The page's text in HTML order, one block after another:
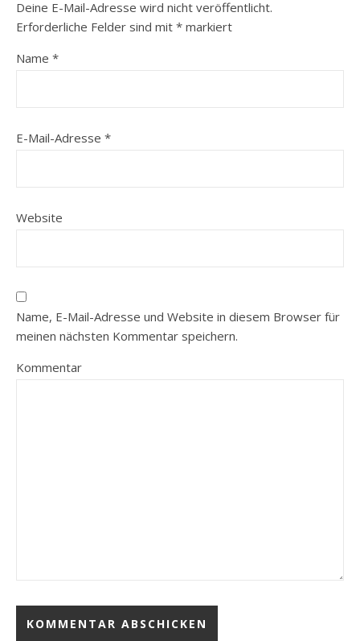
Deine E-Mail-Adresse wird nicht veröffentlicht.
Erforderliche Felder sind mit * markiert
Name *
E-Mail-Adresse *
Website
Name, E-Mail-Adresse und Website in diesem Browser für
meinen nächsten Kommentar speichern.
Kommentar